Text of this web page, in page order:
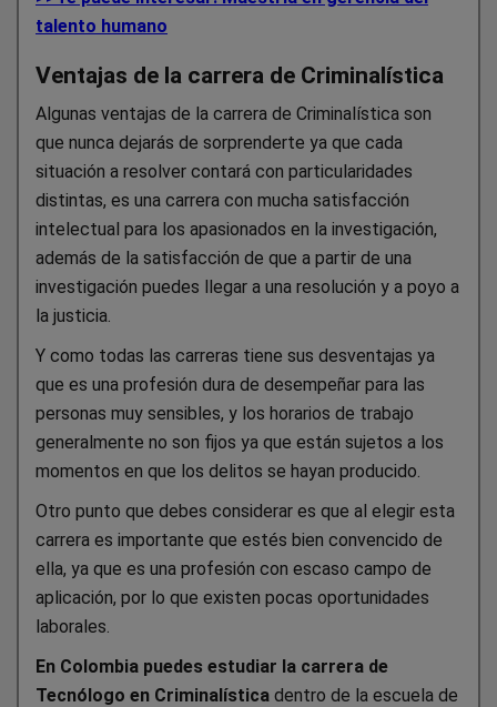
talento humano
Ventajas de la carrera de Criminalística
Algunas ventajas de la carrera de Criminalística son
que nunca dejarás de sorprenderte ya que cada
situación a resolver contará con particularidades
distintas, es una carrera con mucha satisfacción
intelectual para los apasionados en la investigación,
además de la satisfacción de que a partir de una
investigación puedes llegar a una resolución y a poyo a
la justicia.
Y como todas las carreras tiene sus desventajas ya
que es una profesión dura de desempeñar para las
personas muy sensibles, y los horarios de trabajo
generalmente no son fijos ya que están sujetos a los
momentos en que los delitos se hayan producido.
Otro punto que debes considerar es que al elegir esta
carrera es importante que estés bien convencido de
ella, ya que es una profesión con escaso campo de
aplicación, por lo que existen pocas oportunidades
laborales.
En Colombia puedes estudiar la carrera de
Tecnólogo en Criminalística dentro de la escuela de